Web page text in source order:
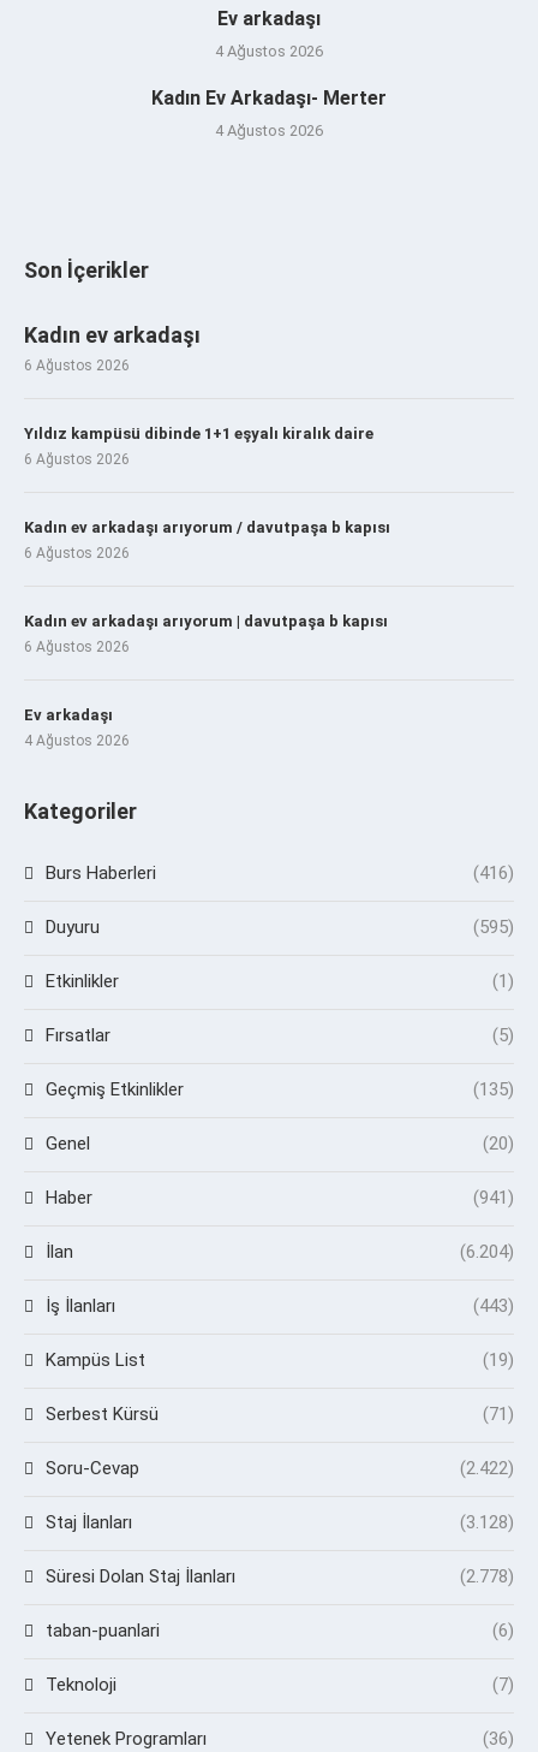
Ev arkadaşı
4 Ağustos 2026
Kadın Ev Arkadaşı- Merter
4 Ağustos 2026
Son İçerikler
Kadın ev arkadaşı
6 Ağustos 2026
Yıldız kampüsü dibinde 1+1 eşyalı kiralık daire
6 Ağustos 2026
Kadın ev arkadaşı arıyorum / davutpaşa b kapısı
6 Ağustos 2026
Kadın ev arkadaşı arıyorum | davutpaşa b kapısı
6 Ağustos 2026
Ev arkadaşı
4 Ağustos 2026
Kategoriler
Burs Haberleri (416)
Duyuru (595)
Etkinlikler (1)
Fırsatlar (5)
Geçmiş Etkinlikler (135)
Genel (20)
Haber (941)
İlan (6.204)
İş İlanları (443)
Kampüs List (19)
Serbest Kürsü (71)
Soru-Cevap (2.422)
Staj İlanları (3.128)
Süresi Dolan Staj İlanları (2.778)
taban-puanlari (6)
Teknoloji (7)
Yetenek Programları (36)